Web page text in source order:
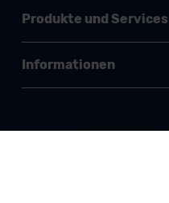
Produkte und Services
Informationen